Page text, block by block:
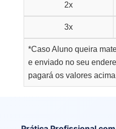
2x
3x
*Caso Aluno queira
e enviado no seu
pagará os valores